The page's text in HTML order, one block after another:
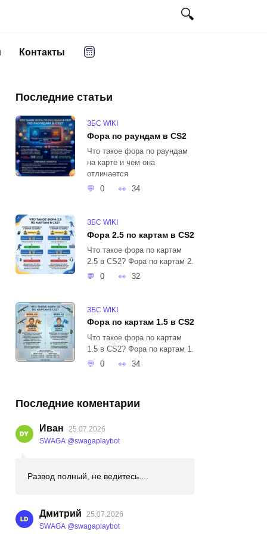
Контакты
Последние статьи
ЗБС WIKI
Фора по раундам в CS2
Что такое фора по раундам
на карте и чем она
отличается
0
34
ЗБС WIKI
Фора 2.5 по картам в CS2
Что такое фора по картам
2.5 в CS2? Фора по картам 2.
0
32
ЗБС WIKI
Фора по картам 1.5 в CS2
Что такое фора по картам
1.5 в CS2? Фора по картам 1.
0
34
Последние коментарии
Иван
25.07.2026
SWAGA @swagaplaybot
Развод полный, не ведитесь....
Дмитрий
25.07.2026
SWAGA @swagaplaybot